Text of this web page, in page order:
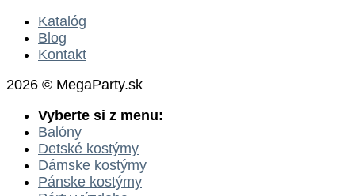
Katalóg
Blog
Kontakt
2026 © MegaParty.sk
Vyberte si z menu:
Balóny
Detské kostýmy
Dámske kostýmy
Pánske kostýmy